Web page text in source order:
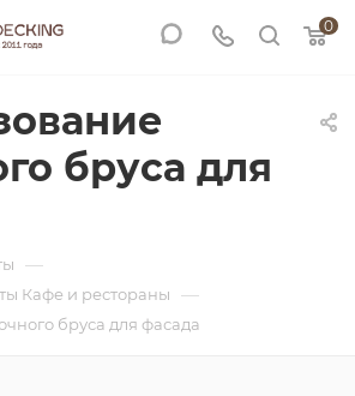
0
бруса для
—
Кафе и рестораны —
бруса для фасада